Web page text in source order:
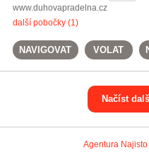
www.duhovapradelna.cz
další pobočky (1)
NAVIGOVAT VOLAT
Načíst
Agentura Najisto